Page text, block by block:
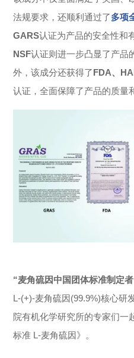
法规要求，还顺利通过了多项
GARS认证为产品的安全性和
NSF认证则进一步凸显了产品
外，该成分还获得了FDA、
认证，全面保障了产品的质量
“麦角硫因中国团体标准制定
L-(+)-麦角硫因(99.9%)核心研
院有机化学研究所的专家们一
标准 L-麦角硫因》。